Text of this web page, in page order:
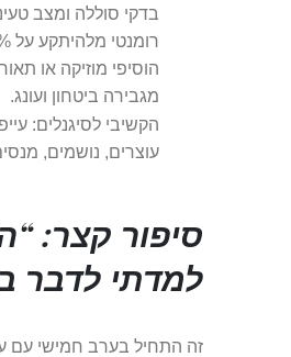
בדקי סוללה ומצב
רומנטי מלהיתקע על 2% באמצע שיר אהבה.
הוסיפי מוזיקה או
מגבירה ביטחון ועונג.
הקשיבי לסיגנלים:
עוצרים, נושמים,
סיפור קצר:
למדתי לדבר
זה התחיל בערב חמישי עם